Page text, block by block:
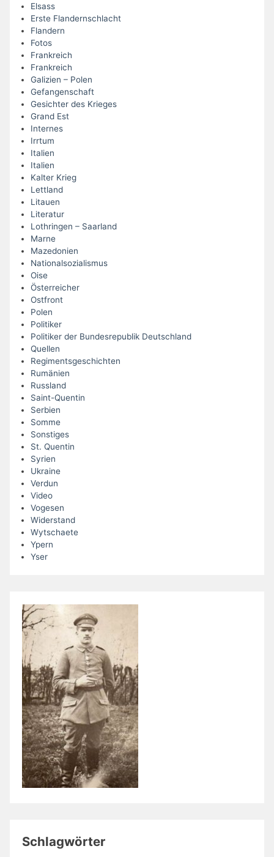
Elsass
Erste Flandernschlacht
Flandern
Fotos
Frankreich
Frankreich
Galizien – Polen
Gefangenschaft
Gesichter des Krieges
Grand Est
Internes
Irrtum
Italien
Italien
Kalter Krieg
Lettland
Litauen
Literatur
Lothringen – Saarland
Marne
Mazedonien
Nationalsozialismus
Oise
Österreicher
Ostfront
Polen
Politiker
Politiker der Bundesrepublik Deutschland
Quellen
Regimentsgeschichten
Rumänien
Russland
Saint-Quentin
Serbien
Somme
Sonstiges
St. Quentin
Syrien
Ukraine
Verdun
Video
Vogesen
Widerstand
Wytschaete
Ypern
Yser
Schlagwörter